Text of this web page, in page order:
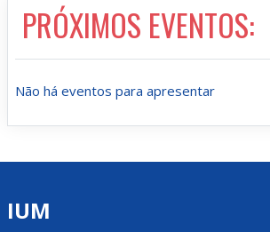
PRÓXIMOS EVENTOS:
Não há eventos para apresentar
IUM